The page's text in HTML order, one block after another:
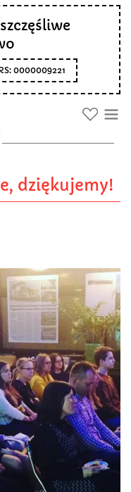
0000009221
dziękujemy!